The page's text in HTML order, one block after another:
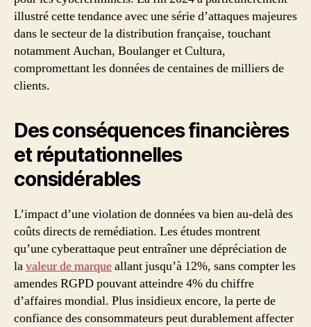
illustré cette tendance avec une série d’attaques majeures
dans le secteur de la distribution française, touchant
notamment Auchan, Boulanger et Cultura,
compromettant les données de centaines de milliers de
clients.
Des conséquences financières
et réputationnelles
considérables
L’impact d’une violation de données va bien au-delà des
coûts directs de remédiation. Les études montrent
qu’une cyberattaque peut entraîner une dépréciation de
lavaleur de marqueallant jusqu’à 12%, sans compter les
amendes RGPD pouvant atteindre 4% du chiffre
d’affaires mondial. Plus insidieux encore, la perte de
confiance des consommateurs peut durablement affecter